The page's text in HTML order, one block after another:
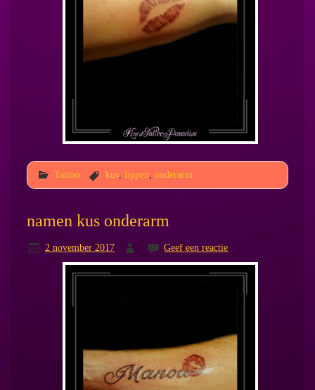
Tattoo kus, lippen onderarm
namen kus onderarm
2 november 2017 Geef een reactie